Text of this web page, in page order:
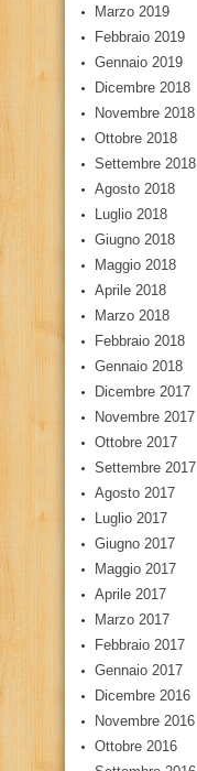
Marzo 2019
Febbraio 2019
Gennaio 2019
Dicembre 2018
Novembre 2018
Ottobre 2018
Settembre 2018
Agosto 2018
Luglio 2018
Giugno 2018
Maggio 2018
Aprile 2018
Marzo 2018
Febbraio 2018
Gennaio 2018
Dicembre 2017
Novembre 2017
Ottobre 2017
Settembre 2017
Agosto 2017
Luglio 2017
Giugno 2017
Maggio 2017
Aprile 2017
Marzo 2017
Febbraio 2017
Gennaio 2017
Dicembre 2016
Novembre 2016
Ottobre 2016